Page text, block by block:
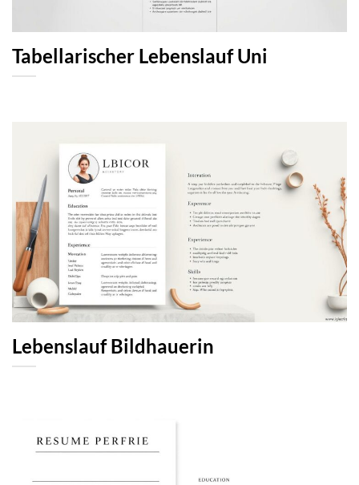
Tabellarischer Lebenslauf Uni
Lebenslauf Bildhauerin